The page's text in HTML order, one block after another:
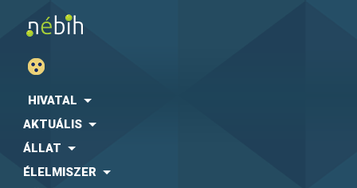
HIVATAL
AKTUÁLIS
ÁLLAT
ÉLELMISZER